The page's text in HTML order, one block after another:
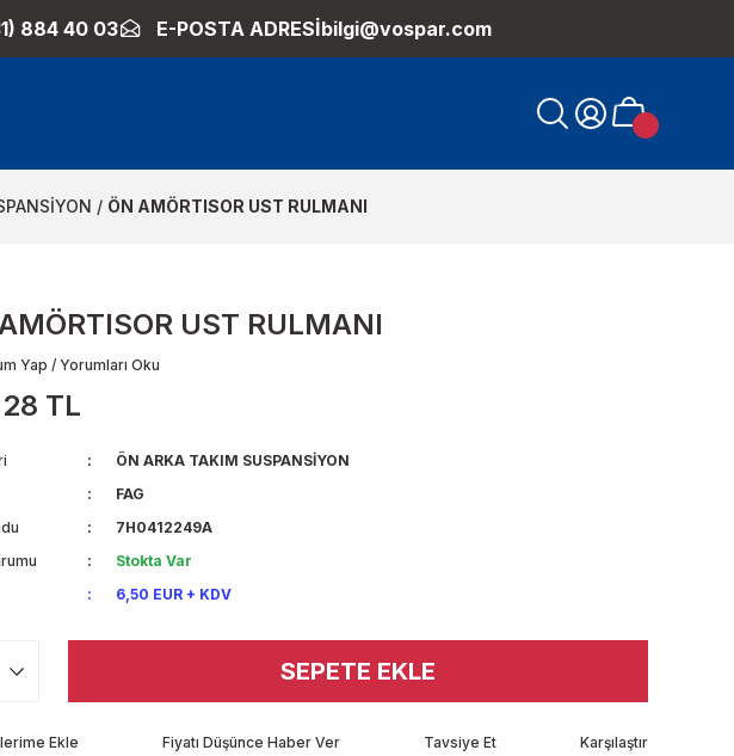
884 40 03 E-POSTA ADRESİbilgi@vospar.com
ÖN AMÖRTISOR UST RULMANI
UST RULMANI
Yap / Yorumları Oku
TL
ÖN ARKA TAKIM SUSPANSİYON
FAG
7H0412249A
Stokta Var
6,50 EUR + KDV
SEPETE EKLE
Fiyatı Düşünce Haber Ver Tavsiye Et Karşılaştır